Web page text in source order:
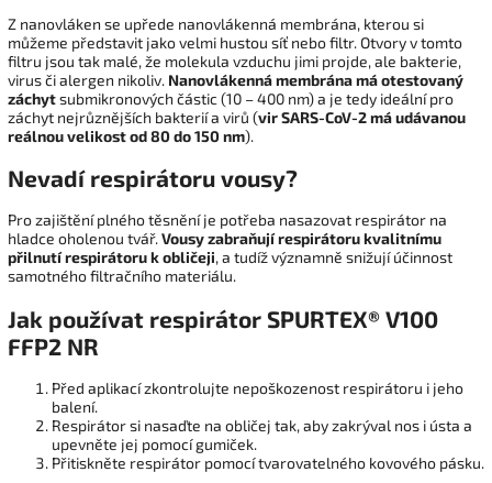
Z nanovláken se upřede nanovlákenná membrána, kterou si
můžeme představit jako velmi hustou síť nebo filtr. Otvory v tomto
filtru jsou tak malé, že molekula vzduchu jimi projde, ale bakterie,
virus či alergen nikoliv. Nanovlákenná membrána má otestovaný
záchytsubmikronových částic (10 – 400 nm) a je tedy ideální pro
záchyt nejrůznějších bakterií a virů (vir SARS-CoV-2 má udávanou
reálnouvelikost od 80 do 150 nm).
Nevadí respirátoru vousy?
Pro zajištění plného těsnění je potřeba nasazovat respirátor na
hladce oholenou tvář.Vousy zabraňují respirátoru kvalitnímu
přilnutí respirátoru k obličeji, a tudíž významně snižují účinnost
samotného filtračního materiálu.
Jak používat respirátor SPURTEX® V100
FFP2 NR
Před aplikací zkontrolujte nepoškozenost respirátoru i jeho
balení.
Respirátor si nasaďte na obličej tak, aby zakrýval nos i ústa a
upevněte jej pomocí gumiček.
Přitiskněte respirátor pomocí tvarovatelného kovového pásku.